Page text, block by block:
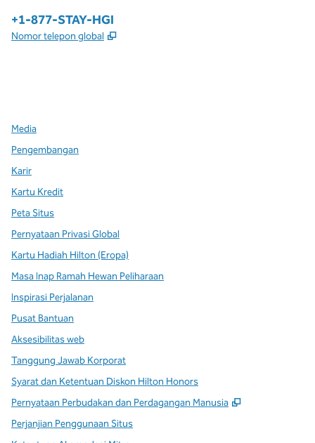
Telepon:
+1-877-STAY-HGI
Nomor telepon global ,
Media
Pengembangan
Karir
Kartu Kredit
Peta Situs
Pernyataan Privasi Global
Kartu Hadiah Hilton (Eropa)
Masa Inap Ramah Hewan Peliharaan
Inspirasi Perjalanan
Pusat Bantuan
Aksesibilitas web
Tanggung Jawab Korporat
Syarat dan Ketentuan Diskon Hilton Honors
Pernyataan Perbudakan dan Perdagangan Manusia
,
Perjanjian Penggunaan Situs